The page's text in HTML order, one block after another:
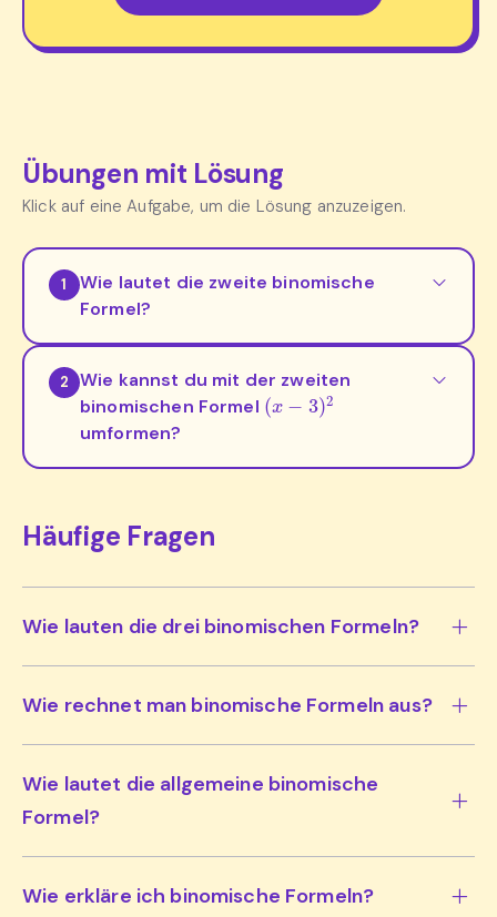
Übungen mit Lösung
Klick auf eine Aufgabe, um die Lösung anzuzeigen.
1
Wie lautet die zweite binomische
Formel?
2
Wie kannst du mit der zweiten
binomischen Formel ( x−3)2
umformen?
Häufige Fragen
Wie lauten die drei binomischen Formeln?
Wie rechnet man binomische Formeln aus?
Wie lautet die allgemeine binomische
Formel?
Wie erkläre ich binomische Formeln?